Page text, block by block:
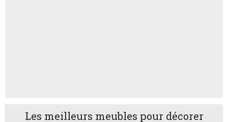
Les meilleurs meubles pour décorer